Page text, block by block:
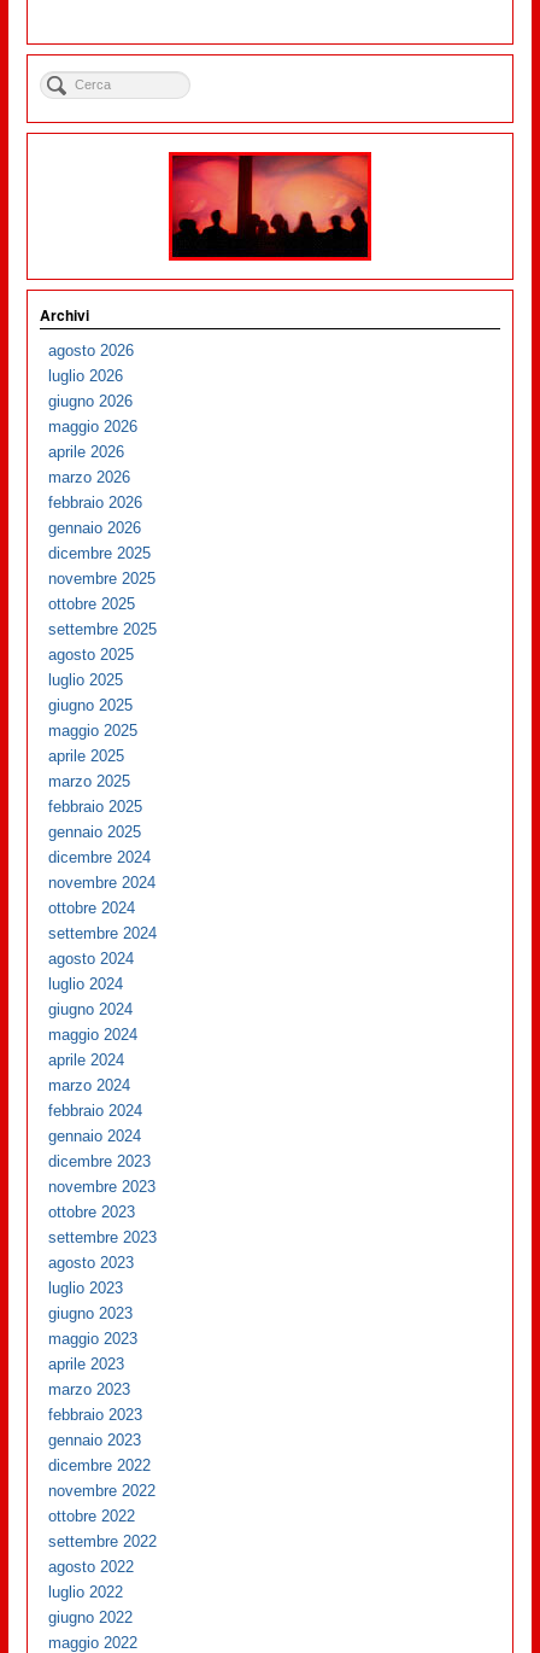
Archivi
agosto 2026
luglio 2026
giugno 2026
maggio 2026
aprile 2026
marzo 2026
febbraio 2026
gennaio 2026
dicembre 2025
novembre 2025
ottobre 2025
settembre 2025
agosto 2025
luglio 2025
giugno 2025
maggio 2025
aprile 2025
marzo 2025
febbraio 2025
gennaio 2025
dicembre 2024
novembre 2024
ottobre 2024
settembre 2024
agosto 2024
luglio 2024
giugno 2024
maggio 2024
aprile 2024
marzo 2024
febbraio 2024
gennaio 2024
dicembre 2023
novembre 2023
ottobre 2023
settembre 2023
agosto 2023
luglio 2023
giugno 2023
maggio 2023
aprile 2023
marzo 2023
febbraio 2023
gennaio 2023
dicembre 2022
novembre 2022
ottobre 2022
settembre 2022
agosto 2022
luglio 2022
giugno 2022
maggio 2022